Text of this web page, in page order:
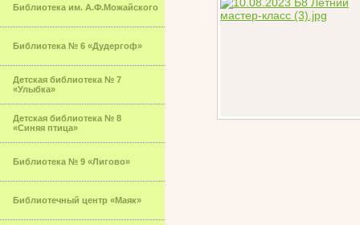
Библиотека им. А.Ф.Можайского
Библиотека № 6 «Дудергоф»
Детская библиотека № 7
«Улыбка»
Детская библиотека № 8
«Синяя птица»
Библиотека № 9 «Лигово»
Библиотечный центр «Маяк»